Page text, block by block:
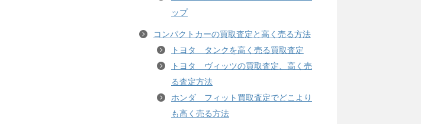
ップ
コンパクトカーの買取査定と高く売る方法
トヨタ タンクを高く売る買取査定
トヨタ ヴィッツの買取査定、高く売
る査定方法
ホンダ フィット買取査定でどこより
も高く売る方法